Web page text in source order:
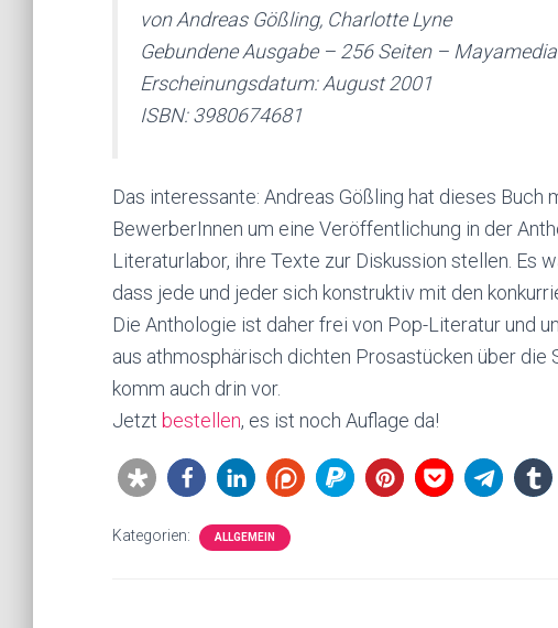
von Andreas Gößling, Charlotte Lyne
Gebundene Ausgabe – 256 Seiten – Mayamedia
Erscheinungsdatum: August 2001
ISBN: 3980674681
Das interessante: Andreas Gößling hat dieses Buch
BewerberInnen um eine Veröffentlichung in der
Literaturlabor, ihre Texte zur Diskussion stellen. Es
dass jede und jeder sich konstruktiv mit den
Die Anthologie ist daher frei von Pop-Literatur und
aus athmosphärisch dichten Prosastücken über
komm auch drin vor.
Jetzt bestellen, es ist noch Auflage da!
Kategorien: ALLGEMEIN